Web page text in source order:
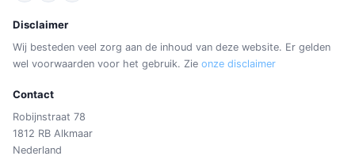
Disclaimer
Wij besteden veel zorg aan de inhoud van deze website. Er gelden
wel voorwaarden voor het gebruik. Zie onze disclaimer
Contact
Robijnstraat 78
1812 RB Alkmaar
Nederland